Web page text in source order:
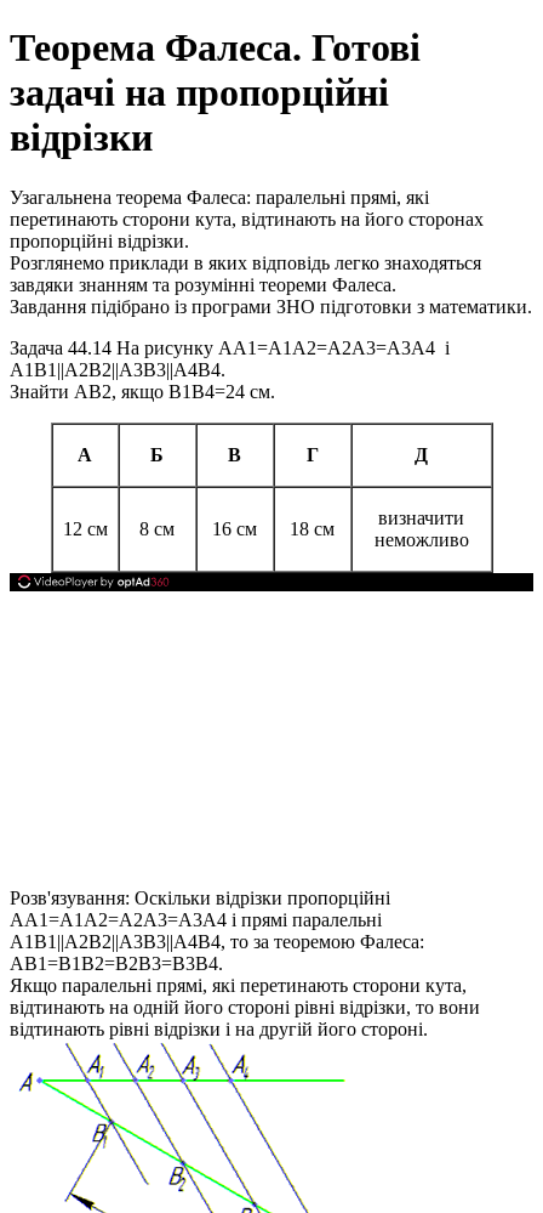
Теорема Фалеса. Готові
задачі на пропорційні
відрізки
Узагальнена теорема Фалеса: паралельні прямі, які
перетинають сторони кута, відтинають на його сторонах
пропорційні відрізки.
Розглянемо приклади в яких відповідь легко знаходяться
завдяки знанням та розумінні теореми Фалеса.
Завдання підібрано із програми ЗНО підготовки з математики.
Задача 44.14 На рисунку AA1=A1A2=A2A3=A3A4 і
A1B1||A2B2||A3B3||A4B4.
Знайти AB2, якщо B1B4=24 см.
А Б В Г Д
12 см 8 см 16 см 18 см
визначити
неможливо
Розв'язування: Оскільки відрізки пропорційні
AA1=A1A2=A2A3=A3A4 і прямі паралельні
A1B1||A2B2||A3B3||A4B4, то за теоремою Фалеса:
AB1=B1B2=B2B3=B3B4.
Якщо паралельні прямі, які перетинають сторони кута,
відтинають на одній його стороні рівні відрізки, то вони
відтинають рівні відрізки і на другій його стороні.